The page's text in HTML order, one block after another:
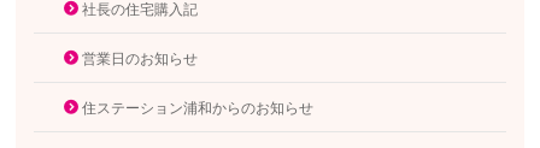
社長の住宅購入記
営業日のお知らせ
住ステーション浦和からのお知らせ